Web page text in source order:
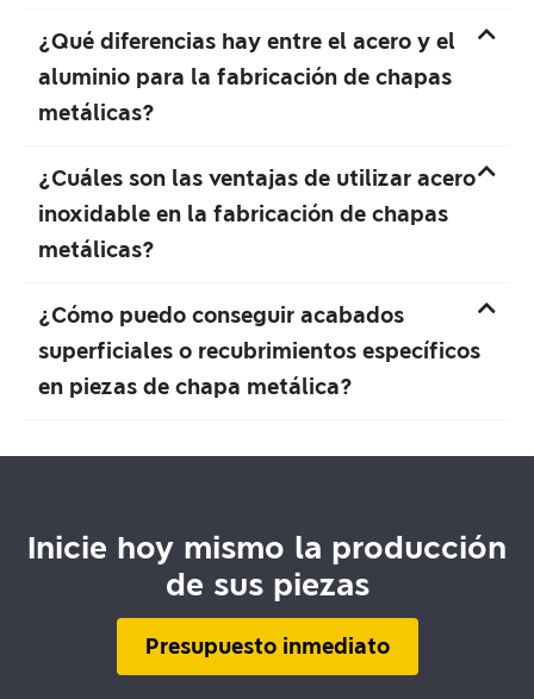
¿Qué diferencias hay entre el acero y el
aluminio para la fabricación de chapas
metálicas?
¿Cuáles son las ventajas de utilizar acero
inoxidable en la fabricación de chapas
metálicas?
¿Cómo puedo conseguir acabados
superficiales o recubrimientos específicos
en piezas de chapa metálica?
Inicie hoy mismo la producción
de sus piezas
Presupuesto inmediato